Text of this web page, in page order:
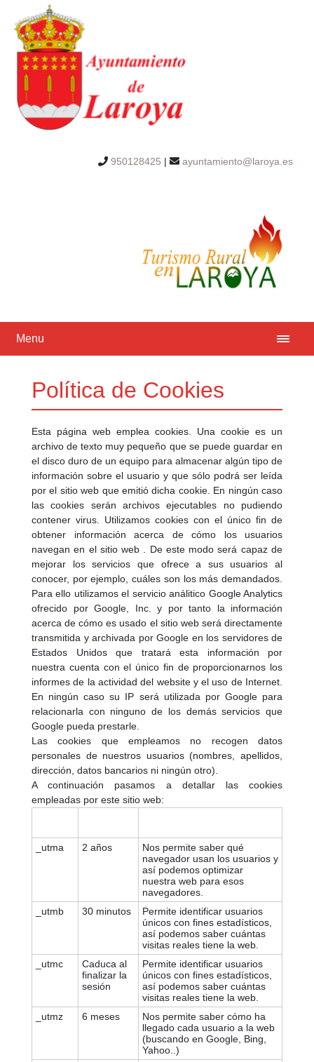
950128425 | ayuntamiento@laroya.es
Menu
Política de Cookies
Esta página web emplea cookies. Una cookie es un
archivo de texto muy pequeño que se puede guardar en
el disco duro de un equipo para almacenar algún tipo de
información sobre el usuario y que sólo podrá ser leída
por el sitio web que emitió dicha cookie. En ningún caso
las cookies serán archivos ejecutables no pudiendo
contener virus. Utilizamos cookies con el único fin de
obtener información acerca de cómo los usuarios
navegan en el sitio web . De este modo será capaz de
mejorar los servicios que ofrece a sus usuarios al
conocer, por ejemplo, cuáles son los más demandados.
Para ello utilizamos el servicio análitico Google Analytics
ofrecido por Google, Inc. y por tanto la información
acerca de cómo es usado el sitio web será directamente
transmitida y archivada por Google en los servidores de
Estados Unidos que tratará esta información por
nuestra cuenta con el único fin de proporcionarnos los
informes de la actividad del website y el uso de Internet.
En ningún caso su IP será utilizada por Google para
relacionarla con ninguno de los demás servicios que
Google pueda prestarle.
Las cookies que empleamos no recogen datos
personales de nuestros usuarios (nombres, apellidos,
dirección, datos bancarios ni ningún otro).
A continuación pasamos a detallar las cookies
empleadas por este sitio web:
_utma
2 años
Nos permite saber qué
navegador usan los usuarios y
así podemos optimizar
nuestra web para esos
navegadores.
_utmb
30 minutos
Permite identificar usuarios
únicos con fines estadísticos,
así podemos saber cuántas
visitas reales tiene la web.
_utmc
Caduca al
finalizar la
sesión
Permite identificar usuarios
únicos con fines estadísticos,
así podemos saber cuántas
visitas reales tiene la web.
_utmz
6 meses
Nos permite saber cómo ha
llegado cada usuario a la web
(buscando en Google, Bing,
Yahoo..)